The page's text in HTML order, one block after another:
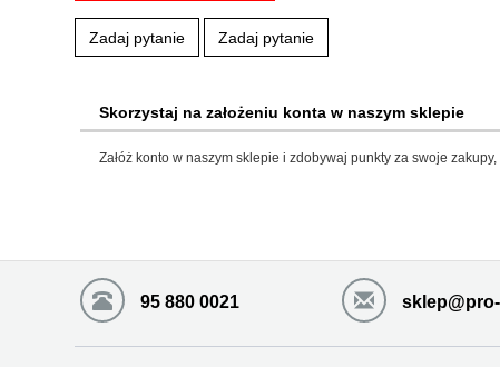
Zadaj pytanie Zadaj pytanie
Skorzystaj na założeniu konta w naszym sklepie
Załóż konto w naszym sklepie i zdobywaj punkty za swoje
95 880 0021